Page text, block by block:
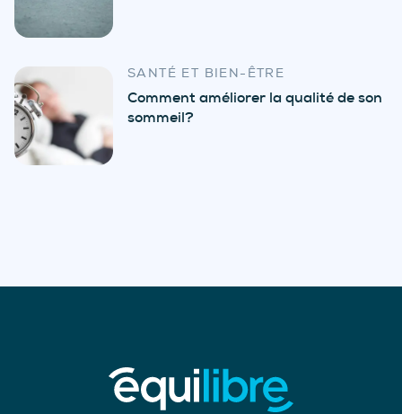
SANTÉ ET BIEN-ÊTRE
Comment améliorer la qualité de son
sommeil?